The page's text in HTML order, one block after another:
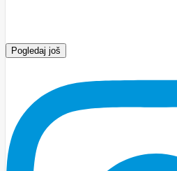
Pogledaj još